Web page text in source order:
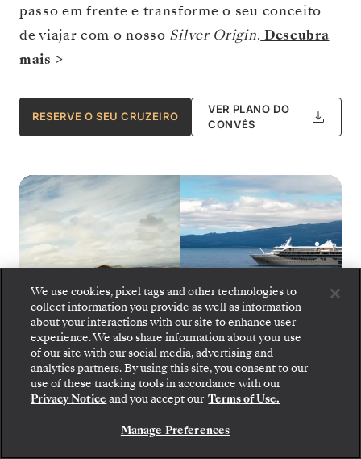
passo em frente e transforme o seu conceito
de viajar com o nosso Silver Origin. Descubra
mais >
RESERVE O SEU CRUZEIRO
VER PLANO DO
CONVÉS
Silver Origin
Embarque: escolha sua suíte e confira as tarifas e
os serviços inclusos antes de confirmar com
segurança sua viagem com a Silversea.
RESERVE A SUA SUITE
We use cookies, pixel tags and other technologies to
collect information you provide as well as information
about your interactions with our site to enhance user
experience. We also share information about your use
of our site with our social media, advertising and
analytics partners. By using this site, you consent to our
use of these tracking tools in accordance with our
Privacy Notice and you accept our Terms of Use.
Manage Preferences